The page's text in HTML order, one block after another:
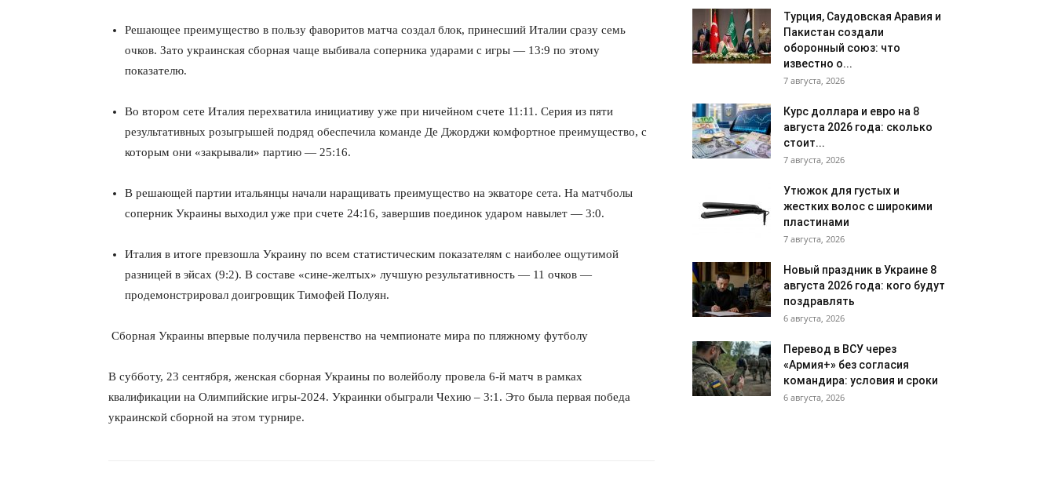
Решающее преимущество в пользу фаворитов матча создал блок, принесший Италии сразу семь
очков. Зато украинская сборная чаще выбивала соперника ударами с игры — 13:9 по этому
показателю.
Во втором сете Италия перехватила инициативу уже при ничейном счете 11:11. Серия из пяти
результативных розыгрышей подряд обеспечила команде Де Джорджи комфортное преимущество, с
которым они «закрывали» партию — 25:16.
В решающей партии итальянцы начали наращивать преимущество на экваторе сета. На матчболы
соперник Украины выходил уже при счете 24:16, завершив поединок ударом навылет — 3:0.
Италия в итоге превзошла Украину по всем статистическим показателям с наиболее ощутимой
разницей в эйсах (9:2). В составе «сине-желтых» лучшую результативность — 11 очков —
продемонстрировал доигровщик Тимофей Полуян.
Сборная Украины впервые получила первенство на чемпионате мира по пляжному футболу
В субботу, 23 сентября, женская сборная Украины по волейболу провела 6-й матч в рамках
квалификации на Олимпийские игры-2024. Украинки обыграли Чехию – 3:1. Это была первая победа
украинской сборной на этом турнире.
Турция, Саудовская Аравия и
Пакистан создали
оборонный союз: что
известно о...
7 августа, 2026
Курс доллара и евро на 8
августа 2026 года: сколько
стоит...
7 августа, 2026
Утюжок для густых и
жестких волос с широкими
пластинами
7 августа, 2026
Новый праздник в Украине 8
августа 2026 года: кого будут
поздравлять
6 августа, 2026
Перевод в ВСУ через
«Армия+» без согласия
командира: условия и сроки
6 августа, 2026